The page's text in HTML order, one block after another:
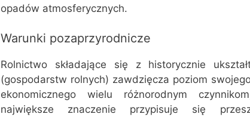
opadów atmosferycznych.
Warunki pozaprzyrodnicze
Rolnictwo składające się z historycznie
(gospodarstw rolnych) zawdzięcza poziom
ekonomicznego wielu różnorodnym
największe znaczenie przypisuje się